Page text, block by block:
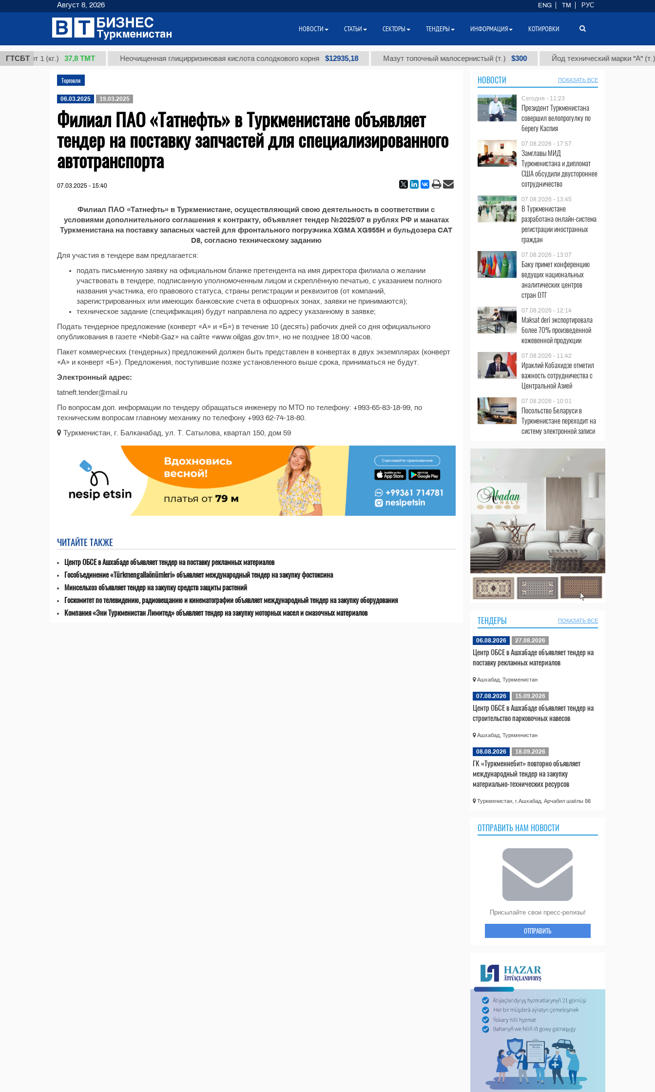
ГТСБТ
сорт 1 (кг.) 37,8 ТМТ Неочищенная глицирризиновая кислота солодкового корня $12935,18 Мазут топочный малосернистый (т.) $300 Йод технический марки "А" (т.)
Торговля
06.03.2025 19.03.2025
Филиал ПАО «Татнефть» в Туркменистане объявляет
тендер на поставку запчастей для специализированного
автотранспорта
07.03.2025 - 15:40
Филиал ПАО «Татнефть» в Туркменистане, осуществляющий свою деятельность в соответствии с
условиями дополнительного соглашения к контракту, объявляет тендер №2025/07 в рублях РФ и манатах
Туркменистана на поставку запасных частей для фронтального погрузчика XGMA XG955H и бульдозера CAT
D8, согласно техническому заданию
Для участия в тендере вам предлагается:
подать письменную заявку на официальном бланке претендента на имя директора филиала о желании
участвовать в тендере, подписанную уполномоченным лицом и скреплённую печатью, с указанием полного
названия участника, его правового статуса, страны регистрации и реквизитов (от компаний,
зарегистрированных или имеющих банковские счета в офшорных зонах, заявки не принимаются);
техническое задание (спецификация) будут направлена по адресу указанному в заявке;
Подать тендерное предложение (конверт «А» и «Б») в течение 10 (десять) рабочих дней со дня официального
опубликования в газете «Nebit-Gaz» на сайте «www.oilgas.gov.tm», но не позднее 18:00 часов.
Пакет коммерческих (тендерных) предложений должен быть представлен в конвертах в двух экземплярах (конверт
«А» и конверт «Б»). Предложения, поступившие позже установленного выше срока, приниматься не будут.
Электронный адрес:
tatneft.tender@mail.ru
По вопросам доп. информации по тендеру обращаться инженеру по МТО по телефону: +993-65-83-18-99, по
техническим вопросам главному механику по телефону +993 62-74-18-80.
Туркменистан, г. Балканабад, ул. Т. Сатылова, квартал 150, дом 59
ЧИТАЙТЕ ТАКЖЕ
Центр ОБСЕ в Ашхабаде объявляет тендер на поставку рекламных материалов
Гособъединение «Türkmengallaönümleri» объявляет международный тендер на закупку фостоксина
Минсельхоз объявляет тендер на закупку средств защиты растений
Госкомитет по телевидению, радиовещанию и кинематографии объявляет международный тендер на закупку оборудования
Компания «Эни Туркменистан Лимитед» объявляет тендер на закупку моторных масел и смазочных материалов
НОВОСТИ ПОКАЗАТЬ ВСЕ
Сегодня - 11:23
Президент Туркменистана
совершил велопрогулку по
берегу Каспия
07.08.2026 - 17:57
Замглавы МИД
Туркменистана и дипломат
США обсудили двустороннее
сотрудничество
07.08.2026 - 13:45
В Туркменистане
разработана онлайн-система
регистрации иностранных
граждан
07.08.2026 - 13:07
Баку примет конференцию
ведущих национальных
аналитических центров
стран ОТГ
07.08.2026 - 12:14
Maksat deri экспортировала
более 70% произведенной
кожевенной продукции
07.08.2026 - 11:42
Ираклий Кобахидзе отметил
важность сотрудничества с
Центральной Азией
07.08.2026 - 10:01
Посольство Беларуси в
Туркменистане переходит на
систему электронной записи
ТЕНДЕРЫ ПОКАЗАТЬ ВСЕ
06.08.2026 27.08.2026
Центр ОБСЕ в Ашхабаде объявляет тендер на
поставку рекламных материалов
Ашхабад, Туркменистан
07.08.2026 15.09.2026
Центр ОБСЕ в Ашхабаде объявляет тендер на
строительство парковочных навесов
Ашхабад, Туркменистан
08.08.2026 18.09.2026
ГК «Туркменнебит» повторно объявляет
международный тендер на закупку
материально-технических ресурсов
Туркменистан, г.Ашхабад, Арчабил шаёлы 56
ОТПРАВИТЬ НАМ НОВОСТИ
Присылайте свои пресс-релизы!
ОТПРАВИТЬ
Август 8, 2026 ENG TM РУС
НОВОСТИ СТАТЬИ СЕКТОРЫ ТЕНДЕРЫ ИНФОРМАЦИЯ КОТИРОВКИ